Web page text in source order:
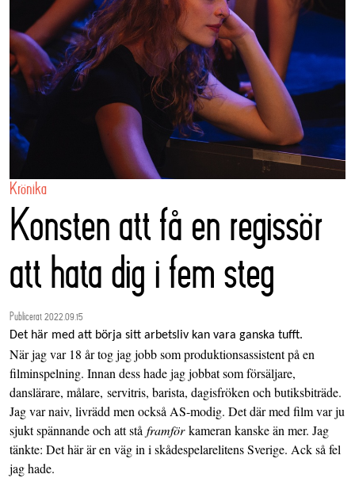
Krönika
Konsten att få en regissör
att hata dig i fem steg
Publicerat 2022.09.15
Det här med att börja sitt arbetsliv kan vara ganska tufft.
När jag var 18 år tog jag jobb som produktionsassistent på en
filminspelning. Innan dess hade jag jobbat som försäljare,
danslärare, målare, servitris, barista, dagisfröken och butiksbiträde.
Jag var naiv, livrädd men också AS-modig. Det där med film var ju
sjukt spännande och att stå framförkameran kanske än mer. Jag
tänkte: Det här är en väg in i skådespelarelitens Sverige. Ack så fel
jag hade.